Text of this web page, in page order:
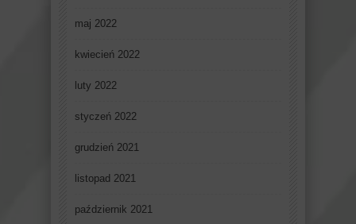
maj 2022
kwiecień 2022
luty 2022
styczeń 2022
grudzień 2021
listopad 2021
październik 2021